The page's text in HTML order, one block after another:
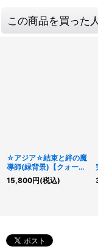
この商品を買った
☆アジア☆結束と絆の魔
導師(緑背景)【クォータ
ーセンチュリーシークレ
ット】{アジアDUNE-
15,800円(税込)